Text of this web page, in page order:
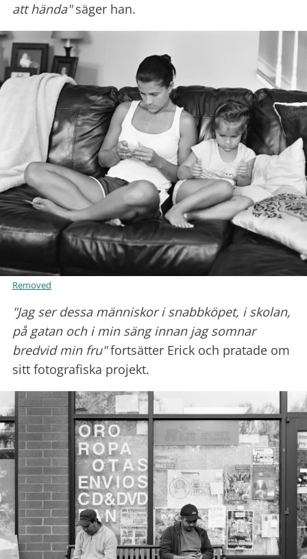
att hända"säger han.
Removed
"Jag ser dessa människor i snabbköpet, i skolan,
på gatan och i min säng innan jag somnar
bredvid min fru"fortsätter Erick och pratade om
sitt fotografiska projekt.